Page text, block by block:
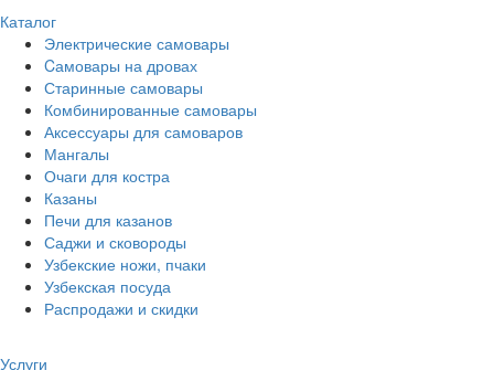
Каталог
Электрические самовары
Cамовары на дровах
Старинные самовары
Комбинированные самовары
Аксессуары для самоваров
Мангалы
Очаги для костра
Казаны
Печи для казанов
Саджи и сковороды
Узбекские ножи, пчаки
Узбекская посуда
Распродажи и скидки
Услуги